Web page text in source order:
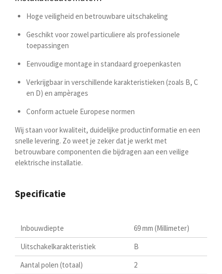
Hoge veiligheid en betrouwbare uitschakeling
Geschikt voor zowel particuliere als professionele
toepassingen
Eenvoudige montage in standaard groepenkasten
Verkrijgbaar in verschillende karakteristieken (zoals B, C
en D) en ampèrages
Conform actuele Europese normen
Wij staan voor kwaliteit, duidelijke productinformatie en een
snelle levering. Zo weet je zeker dat je werkt met
betrouwbare componenten die bijdragen aan een veilige
elektrische installatie.
Specificatie
Inbouwdiepte
69 mm (Millimeter)
Uitschakelkarakteristiek
B
Aantal polen (totaal)
2